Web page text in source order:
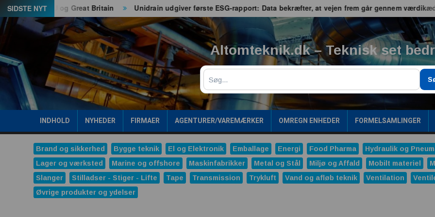
Spring
til
indhold
SIDSTE NYT
både EU og Great Britain Unidrain udgiver første ESG-rapport: Data bekræfter, at vejen frem går gennem værdikæden
Altomteknik.dk – Teknisk set
Søg
INDHOLD NYHEDER FIRMAER AGENTURER/VAREMÆRKER OMREGN ENHEDER FORMELSAMLINGER
Brand og sikkerhed Bygge teknik El og Elektronik Emballage Energi Food Pharma Hydraulik og
Lager og værksted
Marine og offshore Maskinfabrikker Metal og Stål Miljø og Affald Mobilt materiel
Slanger
Stilladser - Stiger - Lifte Tape Transmission Trykluft Vand og afløb teknik Ventilation
Øvrige produkter og ydelser